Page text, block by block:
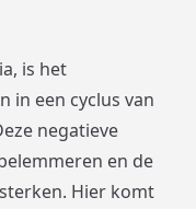
is het
in een cyclus van
negatieve
en de
Hier komt